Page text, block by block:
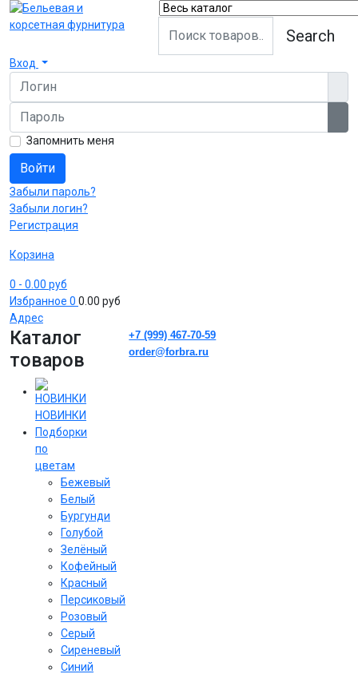
Search
Вход
Логин
Пароль
Запомнить меня
Войти
Забыли пароль?
Забыли логин?
Регистрация
Корзина
0 - 0.00 руб
Избранное 0 0.00 руб
Адрес
Каталог
товаров
НОВИНКИ
Подборки
по
цветам
Бежевый
Белый
Бургунди
Голубой
Зелёный
Кофейный
Красный
Персиковый
Розовый
Серый
Сиреневый
Cиний
+7 (999) 467-70-59
order@forbra.ru